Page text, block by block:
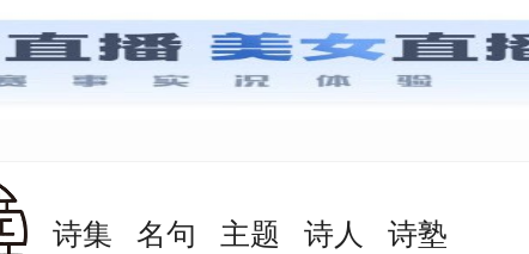
诗集 名句 主题 诗人 诗塾